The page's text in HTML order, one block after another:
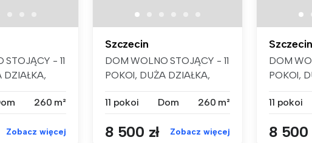
STOJĄCY - 11
DZIAŁKA,
260 m²
Zobacz więcej
Szczecin
DOM WOLNO STOJĄCY - 11
POKOI, DUŻA DZIAŁKA,
11 pokoi
Dom 260 m²
8 500 zł Zobacz więcej
Szczecin
DOM
POKOI,
11 pokoi
8 500